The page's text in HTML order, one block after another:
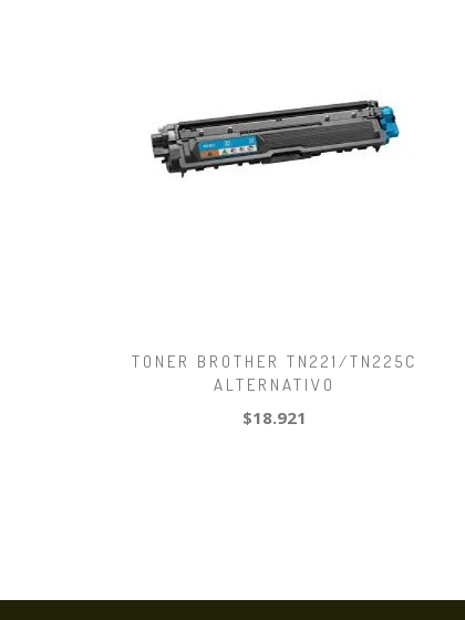
TONER BROTHER TN221/TN225C
ALTERNATIVO
$18.921